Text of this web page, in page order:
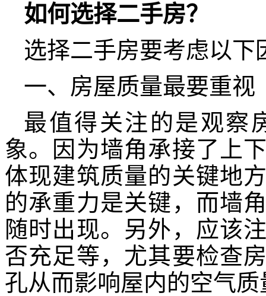
如何选择二手房？
选择二手房要考虑以下
一、房屋质量最要重视
最值得关注的是观察
象。因为墙角承接了上
体现建筑质量的关键地
的承重力是关键，而墙
随时出现。另外，应该
否充足等，尤其要检查
孔从而影响屋内的空气质